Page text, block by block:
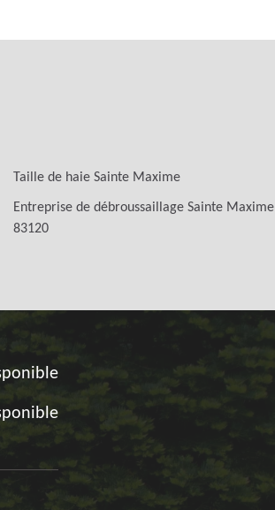
Taille de haie Sainte Maxime
Entreprise de débroussaillage Sainte Maxime
83120